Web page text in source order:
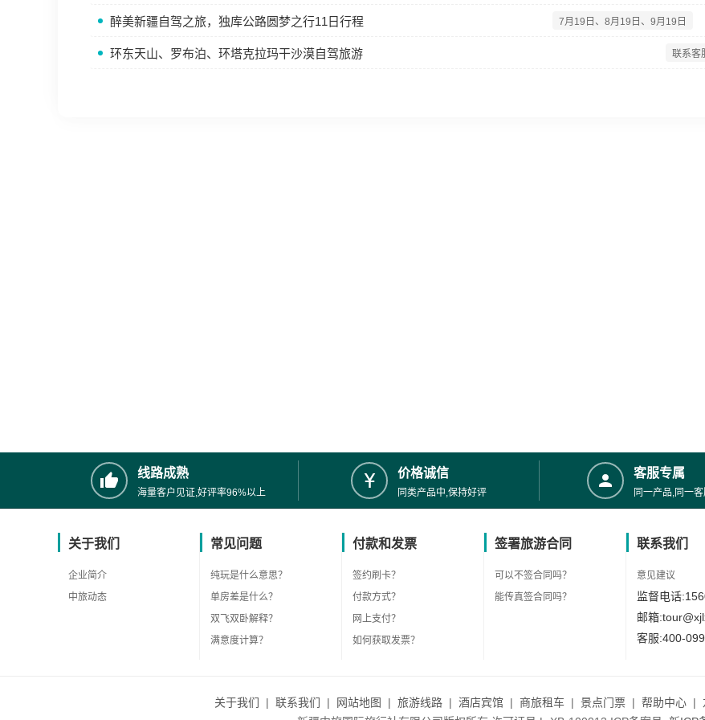
醉美新疆自驾之旅，独库公路圆梦之行11日行程 7月19日、8月19日、9月19日
环东天山、罗布泊、环塔克拉玛干沙漠自驾旅游 联系客
线路成熟
海量客户见证,好评率96%以上
价格诚信
同类产品中,保持好评
客服专属
同一产品,同一
关于我们
企业简介
中旅动态
常见问题
纯玩是什么意思？
单房差是什么？
双飞双卧解释？
满意度计算？
付款和发票
签约刷卡？
付款方式？
网上支付？
如何获取发票？
签署旅游合同
可以不签合同吗？
能传真签合同吗？
联系我们
意见建议
监督电话
邮箱
客服:400-
关于我们 | 联系我们 | 网站地图 | 旅游线路 | 酒店宾馆 | 商旅租车 | 景点门票 | 帮助中心 |